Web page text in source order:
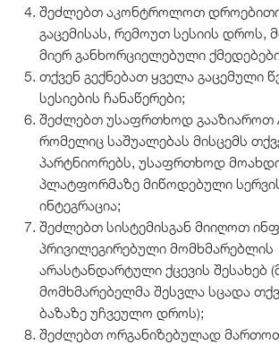
შეძლებთ აკონტროლოთ
გაცემისას, რემოუთ სესიის დროს,
მიერ განხორციელებული
თქვენ გექნებათ ყველა გაცემული
სესიების ჩანაწერები;
შეძლებთ უსაფრთხოდ გააზიაროთ
რომელიც საშუალებას მისცემს
პარტნიორებს, უსაფრთხოდ
პლატფორმაზე მიწოდებული
ინტეგრაცია;
შეძლებთ სისტემისგან მიიღოთ
პრივილეგირებული მომხმარებლის
არასტანდარტული ქცევის შესახებ
მომხმარებელმა შესვლა სცადა
ბაზაზე უჩვეულო დროს);
შეძლებთ ორგანიზებულად